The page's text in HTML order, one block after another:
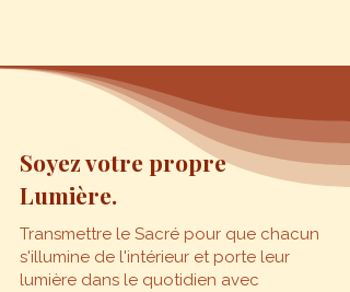
Soyez votre propre
Lumière.
Transmettre le Sacré pour que chacun
s'illumine de l'intérieur et porte leur
lumière dans le quotidien avec